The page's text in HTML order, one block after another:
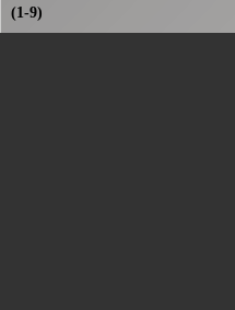
(1-9)